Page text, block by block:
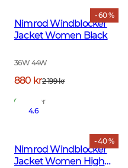
- 60 %
Nimrod Windblocker
Jacket Women Black
36W 44W
880 kr2 199 kr
På lager
- 40 %
4.6
Nimrod Windblocker
Jacket Women High